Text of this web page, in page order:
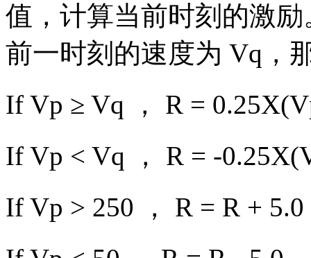
值，计算当前时刻的激
前一时刻的速度为 Vq，
If Vp ≥ Vq ， R =
If Vp < Vq ， R = -
If Vp > 250 ， R = R + 5.0